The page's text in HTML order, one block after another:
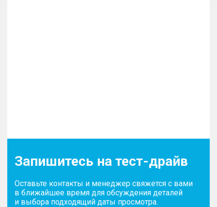
Запишитесь на тест-драйв
Оставьте контакты и менеджер свяжется с вами
в ближайшее время для обсуждения деталей
и выбора подходящий даты просмотра.